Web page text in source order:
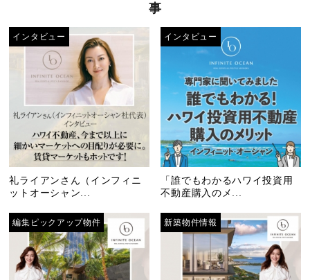
事
インタビュー
礼ライアンさん（インフィニ
ットオーシャン...
インタビュー
「誰でもわかるハワイ投資用
不動産購入のメ...
編集ピックアップ物件 新築物件情報